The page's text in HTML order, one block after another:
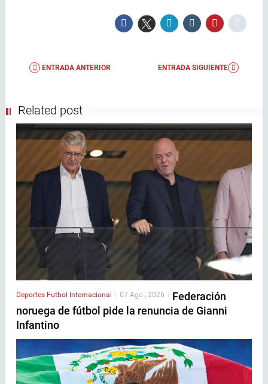
ENTRADA ANTERIOR ENTRADA SIGUIENTE
Related post
Deportes Futbol Internacional 07 Ago , 2026
Federación
noruega de fútbol pide la renuncia de Gianni
Infantino